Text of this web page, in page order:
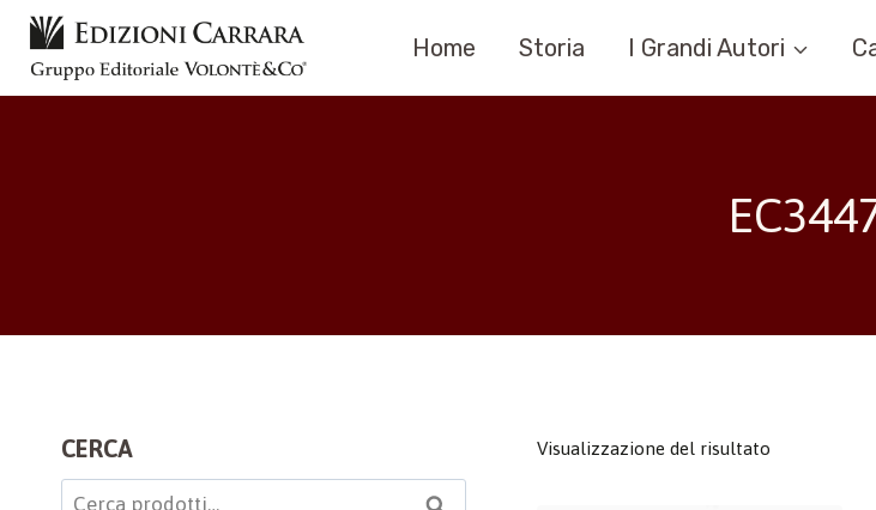
Salta
contenuto
Home Storia I Grandi Autori
Visualizzazione del risultato
CERCA
Cerca: